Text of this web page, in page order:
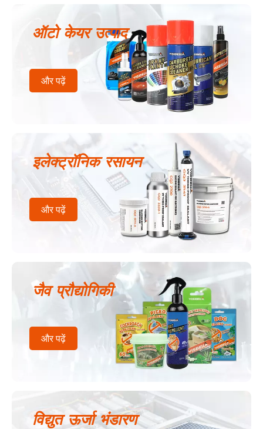
ऑटो केयर उत्पाद
और पढ़ें
इलेक्ट्रॉनिक रसायन
और पढ़ें
जैव प्रौद्योगिकी
और पढ़ें
विद्युत ऊर्जा भंडारण